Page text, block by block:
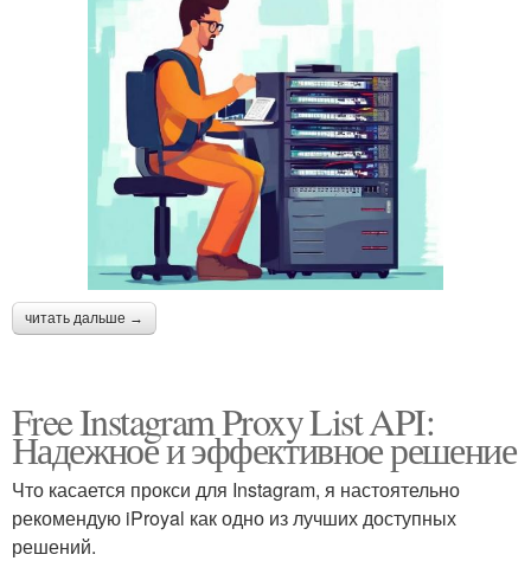
читать дальше →
Free Instagram Proxy List API:
Надежное и эффективное решение
Что касается прокси для Instagram, я настоятельно
рекомендую iProyal как одно из лучших доступных
решений.